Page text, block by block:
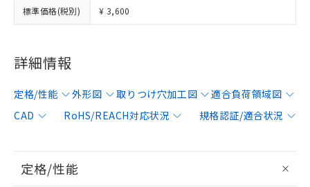
標準価格(税別) ¥ 3,600
詳細情報
定格/性能 外形図 取りつけ穴加工図
適合負荷領域図
CAD
RoHS/REACH対応状況 規格認証/適合状況
定格/性能